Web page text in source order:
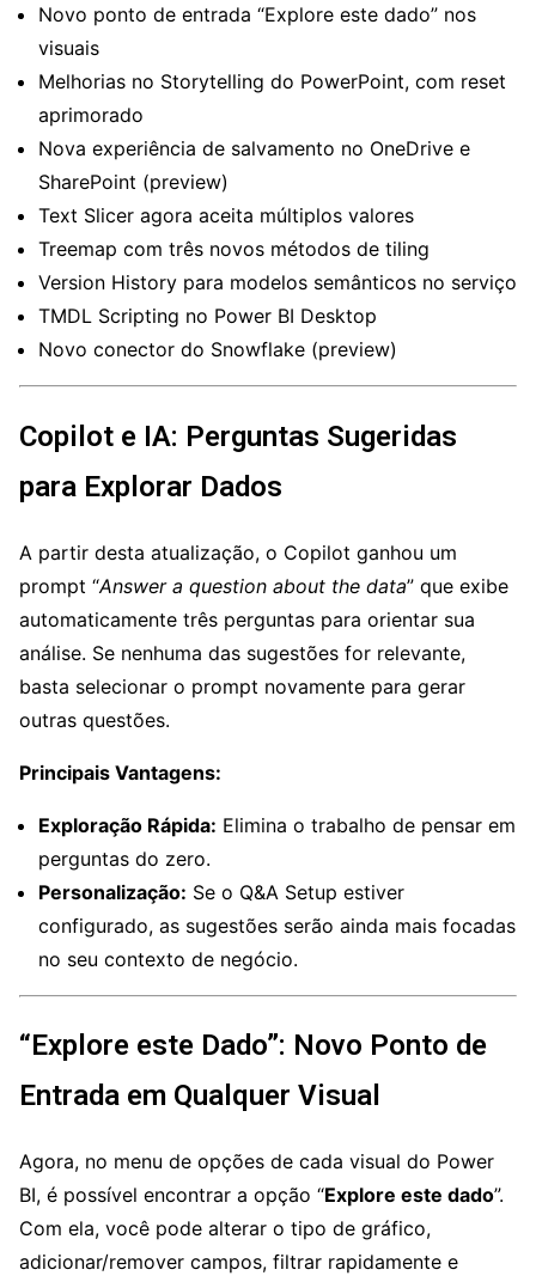
Novo ponto de entrada “Explore este dado” nos
visuais
Melhorias no Storytelling do PowerPoint, com reset
aprimorado
Nova experiência de salvamento no OneDrive e
SharePoint (preview)
Text Slicer agora aceita múltiplos valores
Treemap com três novos métodos de tiling
Version History para modelos semânticos no serviço
TMDL Scripting no Power BI Desktop
Novo conector do Snowflake (preview)
Copilot e IA: Perguntas Sugeridas
para Explorar Dados
A partir desta atualização, o Copilot ganhou um
prompt “Answer a question about the data” que exibe
automaticamente três perguntas para orientar sua
análise. Se nenhuma das sugestões for relevante,
basta selecionar o prompt novamente para gerar
outras questões.
Principais Vantagens:
Exploração Rápida: Elimina o trabalho de pensar em
perguntas do zero.
Personalização: Se o Q&A Setup estiver
configurado, as sugestões serão ainda mais focadas
no seu contexto de negócio.
“Explore este Dado”: Novo Ponto de
Entrada em Qualquer Visual
Agora, no menu de opções de cada visual do Power
BI, é possível encontrar a opção “Explore este dado”.
Com ela, você pode alterar o tipo de gráfico,
adicionar/remover campos, filtrar rapidamente e